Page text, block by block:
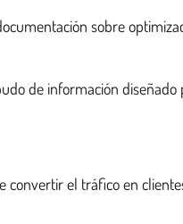
sobre
de información
el tráfico en